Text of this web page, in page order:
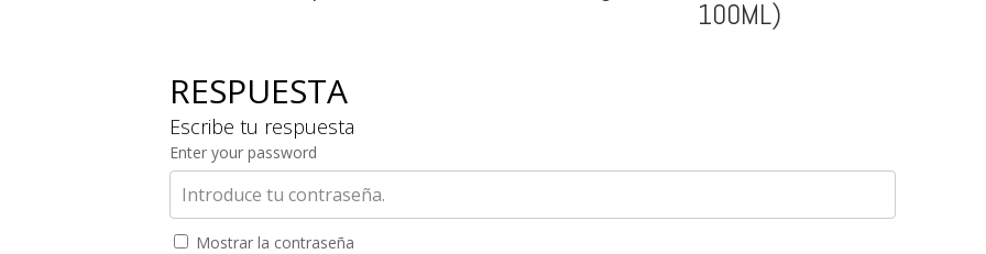
100ML)
RESPUESTA
Escribe tu respuesta
Enter your password
Mostrar la contraseña